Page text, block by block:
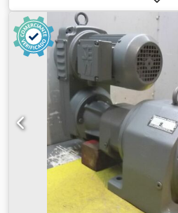
protección: IP 44 -Precio: por
disponible -Dimensiones: 520/